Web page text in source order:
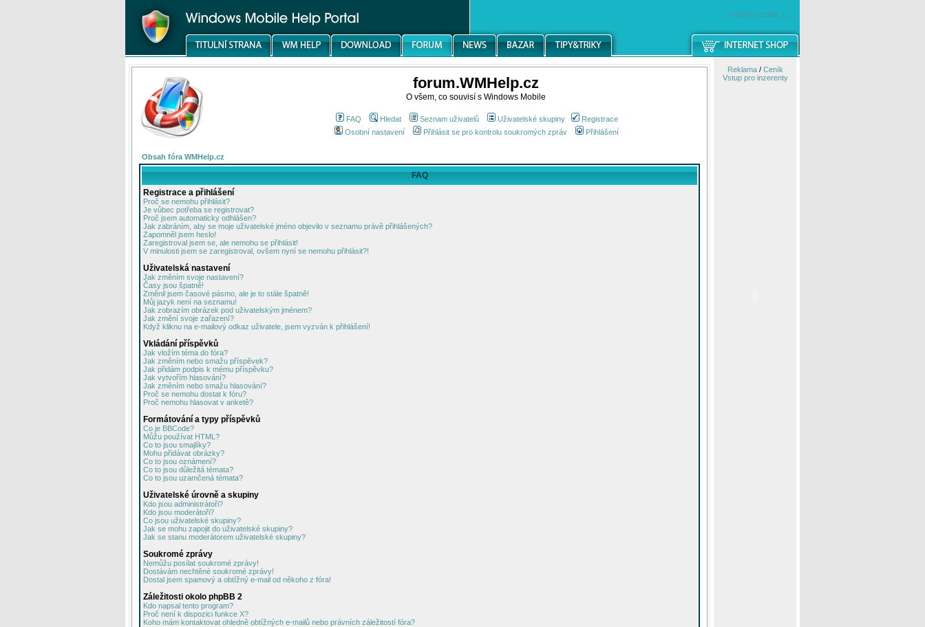
windowsmobile.cz
forum.WMHelp.cz
O všem, co souvisí s Windows Mobile
FAQ Hledat Seznam uživatelů Uživatelské skupiny
Registrace
Osobní nastavení
Přihlásit se pro kontrolu soukromých zpráv Přihlášení
Obsah fóra WMHelp.cz
FAQ
Registrace a přihlášení
Proč se nemohu přihlásit?
Je vůbec potřeba se registrovat?
Proč jsem automaticky odhlášen?
Jak zabráním, aby se moje uživatelské jméno objevilo v seznamu právě přihlášených?
Zapomněl jsem heslo!
Zaregistroval jsem se, ale nemohu se přihlásit!
V minulosti jsem se zaregistroval, ovšem nyní se nemohu přihlásit?!
Uživatelská nastavení
Jak změním svoje nastavení?
Časy jsou špatně!
Změnil jsem časové pásmo, ale je to stále špatně!
Můj jazyk není na seznamu!
Jak zobrazím obrázek pod uživatelským jménem?
Jak změní svoje zařazení?
Když kliknu na e-mailový odkaz uživatele, jsem vyzván k přihlášení!
Vkládání příspěvků
Jak vložím téma do fóra?
Jak změním nebo smažu příspěvek?
Jak přidám podpis k mému příspěvku?
Jak vytvořím hlasování?
Jak změním nebo smažu hlasování?
Proč se nemohu dostat k fóru?
Proč nemohu hlasovat v anketě?
Formátování a typy příspěvků
Co je BBCode?
Můžu používat HTML?
Co to jsou smajlíky?
Mohu přidávat obrázky?
Co to jsou oznámení?
Co to jsou důležitá témata?
Co to jsou uzamčená témata?
Uživatelské úrovně a skupiny
Kdo jsou administrátoři?
Kdo jsou moderátoři?
Co jsou uživatelské skupiny?
Jak se mohu zapojit do uživatelské skupiny?
Jak se stanu moderátorem uživatelské skupiny?
Soukromé zprávy
Nemůžu posílat soukromé zprávy!
Dostávám nechtěné soukromé zprávy!
Dostal jsem spamový a obtížný e-mail od někoho z fóra!
Záležitosti okolo phpBB 2
Kdo napsal tento program?
Proč není k dispozici funkce X?
Koho mám kontaktovat ohledně obtížných e-mailů nebo právních záležitostí fóra?
Reklama/ Ceník
Vstup pro inzerenty